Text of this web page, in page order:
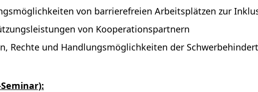
von barrierefreien Arbeitsplätzen zur
von Kooperationspartnern
Rechte und Handlungsmöglichkeiten der